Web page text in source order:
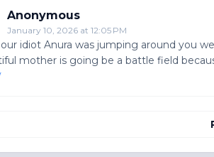
Anonymous
January 10, 2026 at 12:05 PM
idiot Anura was jumping around you
mother is going be a battle field